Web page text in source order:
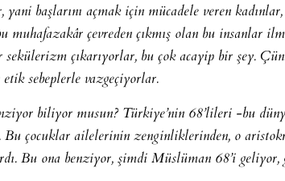
yani başlarını açmak için mücadele veren
muhafazakâr çevreden çıkmış olan bu insanlar
sekülerizm çıkarıyorlar, bu çok acayip bir şey.
sebeplerle vazgeçiyorlar.
biliyor musun? Türkiye’nin 68’lileri -bu
Bu çocuklar ailelerinin zenginliklerinden, o
Bu ona benziyor, şimdi Müslüman 68’i